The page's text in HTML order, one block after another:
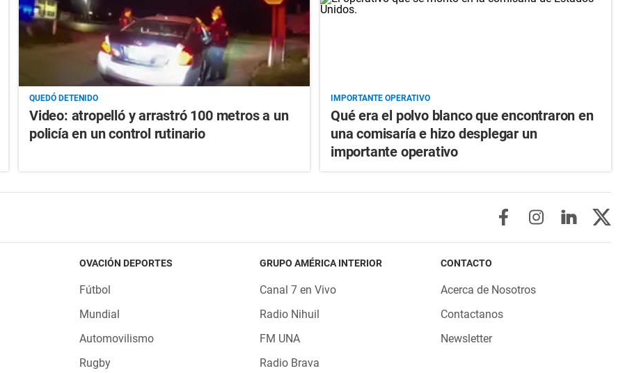
QUEDÓ DETENIDO
Video: atropelló y arrastró 100 metros a un
policía en un control rutinario
IMPORTANTE OPERATIVO
Qué era el polvo blanco que encontraron en
una comisaría e hizo desplegar un
importante operativo
OVACIÓN DEPORTES
Fútbol
Mundial
Automovilismo
Rugby
GRUPO AMÉRICA INTERIOR
Canal 7 en Vivo
Radio Nihuil
FM UNA
Radio Brava
CONTACTO
Acerca de Nosotros
Contactanos
Newsletter